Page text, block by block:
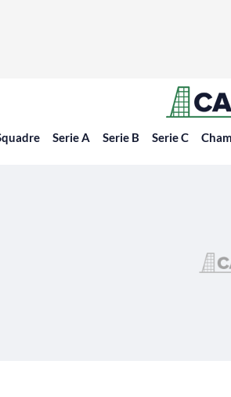
Serie A Serie B Serie C